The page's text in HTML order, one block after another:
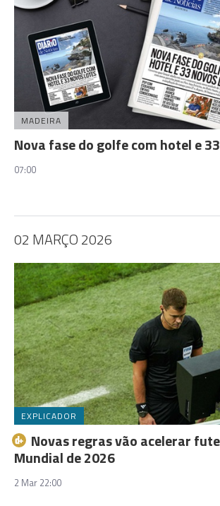
MADEIRA
Nova fase do golfe com hotel e
07:00
02 MARÇO 2026
EXPLICADOR
Novas regras vão acelerar
Mundial de 2026
2 Mar 22:00